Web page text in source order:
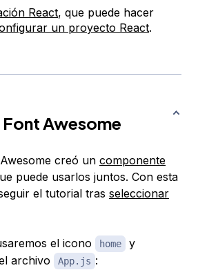
React, que puede hacer
un proyecto React.
Font Awesome
creó un componente
puede usarlos juntos. Con esta
el tutorial tras seleccionar
el icono home
y
archivo
App.js :